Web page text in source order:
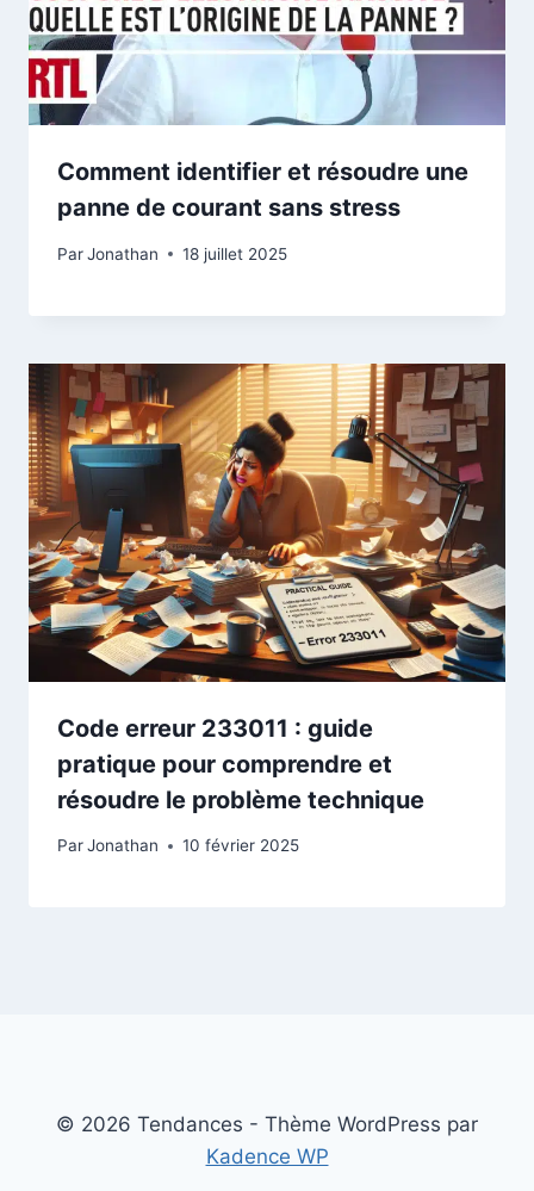
Comment identifier et résoudre une
panne de courant sans stress
ParJonathan 18 juillet 2025
Code erreur 233011 : guide
pratique pour comprendre et
résoudre le problème technique
ParJonathan 10 février 2025
© 2026 Tendances - Thème WordPress par
Kadence WP